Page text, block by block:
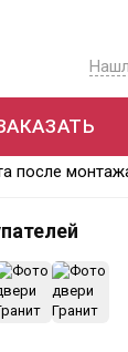
после